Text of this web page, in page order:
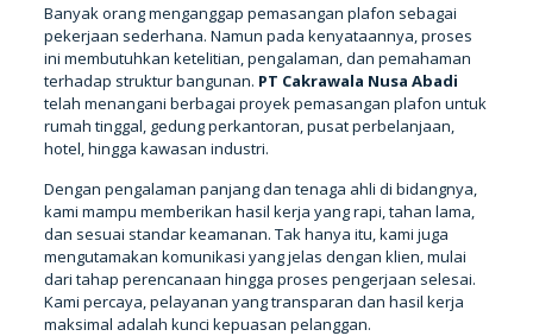
Banyak orang menganggap pemasangan plafon sebagai
pekerjaan sederhana. Namun pada kenyataannya, proses
ini membutuhkan ketelitian, pengalaman, dan pemahaman
terhadap struktur bangunan. PT Cakrawala Nusa Abadi
telah menangani berbagai proyek pemasangan plafon untuk
rumah tinggal, gedung perkantoran, pusat perbelanjaan,
hotel, hingga kawasan industri.
Dengan pengalaman panjang dan tenaga ahli di bidangnya,
kami mampu memberikan hasil kerja yang rapi, tahan lama,
dan sesuai standar keamanan. Tak hanya itu, kami juga
mengutamakan komunikasi yang jelas dengan klien, mulai
dari tahap perencanaan hingga proses pengerjaan selesai.
Kami percaya, pelayanan yang transparan dan hasil kerja
maksimal adalah kunci kepuasan pelanggan.